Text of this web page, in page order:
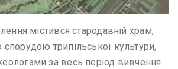
містився стародавній храм,
трипільської культури,
за весь період вивчення